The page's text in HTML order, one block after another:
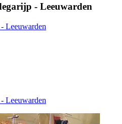
- Leeuwarden
Leeuwarden
Leeuwarden